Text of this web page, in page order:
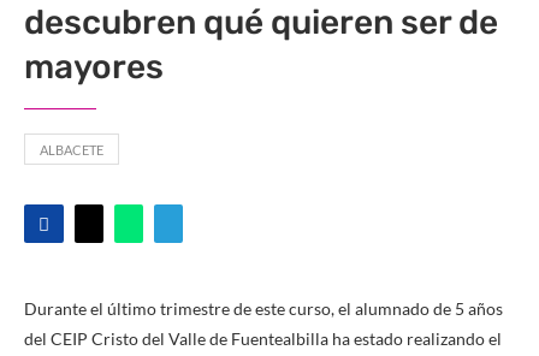
descubren qué quieren ser de
mayores
ALBACETE
Durante el último trimestre de este curso, el alumnado de 5 años
del CEIP Cristo del Valle de Fuentealbilla ha estado realizando el